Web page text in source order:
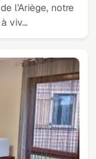
l'Ariège, notre
viv…